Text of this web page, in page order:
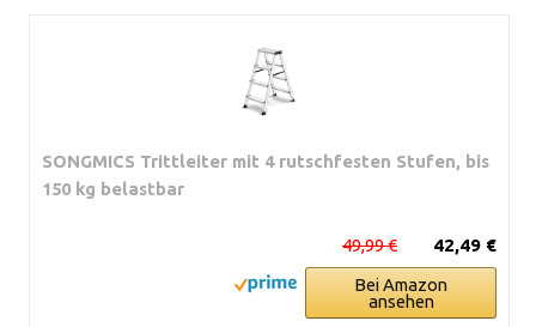
SONGMICS Trittleiter mit 4 rutschfesten Stufen, bis
150 kg belastbar
42,49 €
49,99 €
Bei Amazon
ansehen